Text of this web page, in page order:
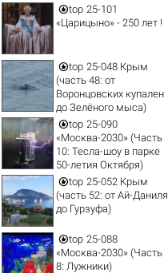
top 25-101
«Царицыно» - 250 лет !
top 25-048 Крым
(часть 48: от
Воронцовских купален
до Зелёного мыса)
top 25-090
«Москва-2030» (Часть
10: Тесла-шоу в парке
50-летия Октября)
top 25-052 Крым
(часть 52: от Ай-Даниля
до Гурзуфа)
top 25-088
«Москва-2030» (Часть
8: Лужники)